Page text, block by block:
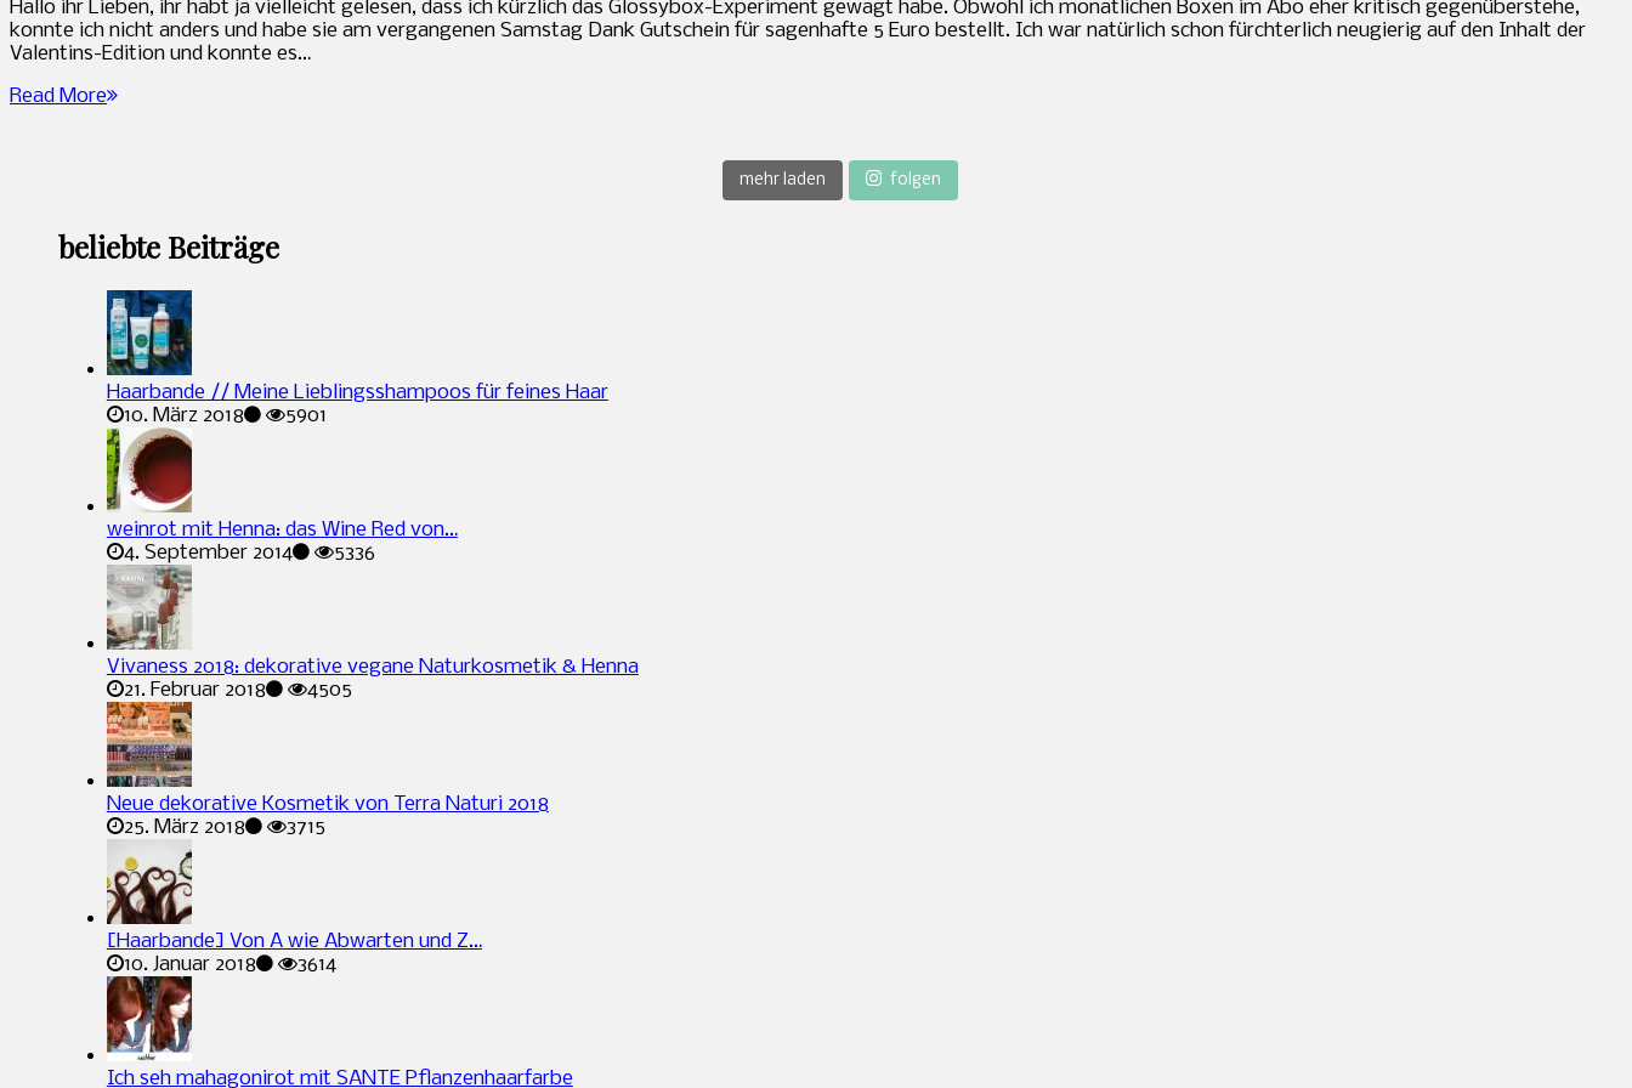
Hallo ihr Lieben, ihr habt ja vielleicht gelesen, dass ich kürzlich das Glossybox-Experiment gewagt habe. Obwohl ich monatlichen Boxen im Abo eher kritisch gegenüberstehe,
konnte ich nicht anders und habe sie am vergangenen Samstag Dank Gutschein für sagenhafte 5 Euro bestellt. Ich war natürlich schon fürchterlich neugierig auf den Inhalt der
Valentins-Edition und konnte es…
Read More
mehr laden folgen
beliebte Beiträge
Haarbande // Meine Lieblingsshampoos für feines Haar
10. März 2018
5901
weinrot mit Henna: das Wine Red von…
4. September 2014
5336
Vivaness 2018: dekorative vegane Naturkosmetik & Henna
21. Februar 2018
4505
Neue dekorative Kosmetik von Terra Naturi 2018
25. März 2018
3715
[Haarbande] Von A wie Abwarten und Z…
10. Januar 2018
3614
Ich seh mahagonirot mit SANTE Pflanzenhaarfarbe